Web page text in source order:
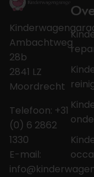
Ambachtweg
28b
2841 LZ
Moordrecht
Telefoon: +31
(0) 6 2862
1330
E-mail: